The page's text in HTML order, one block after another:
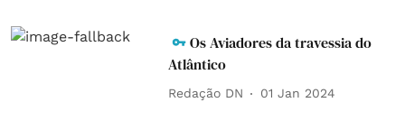
Os Aviadores da travessia do
Atlântico
Redação DN 01 Jan 2024